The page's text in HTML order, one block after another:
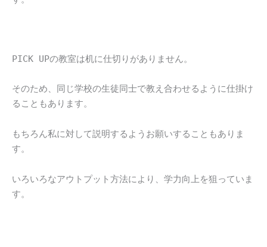
PICK UPの教室は机に仕切りがありません。
そのため、同じ学校の生徒同士で教え合わせるように仕掛け
ることもあります。
もちろん私に対して説明するようお願いすることもありま
す。
いろいろなアウトプット方法により、学力向上を狙っていま
す。